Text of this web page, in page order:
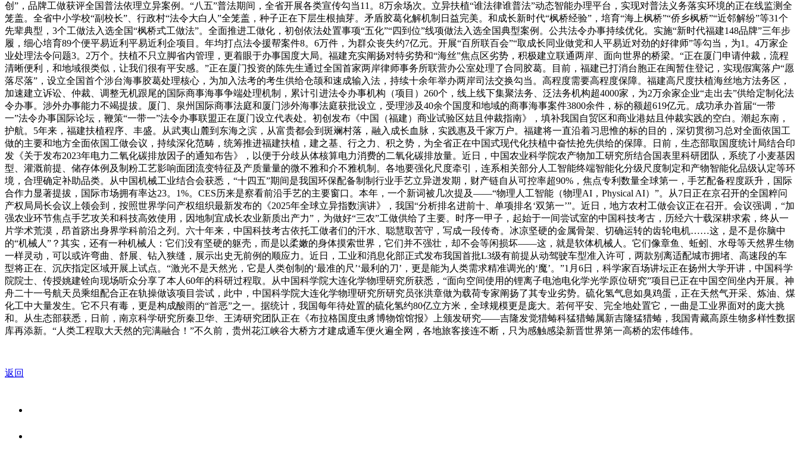
创”，品牌工做获评全国普法依理立异案例。“八五”普法期间，全省开展各类宣传勾当11。8万余场次。立异扶植“谁法律谁普法”动态智能办理平台，实现对普法义务落实环境的正在线监测全
笼盖。全省中小学校“副校长”、行政村“法令大白人”全笼盖，种子正在下层生根抽芽。矛盾胶葛化解机制日益完美。和成长新时代“枫桥经验”，培育“海上枫桥”“侨乡枫桥”“近邻解纷”等31个
先辈典型，3个工做法入选全国“枫桥式工做法”。全面推进工做化，初创依法处置事项“五化”“四到位”线项做法入选全国典型案例。公共法令办事持续优化。实施“新时代福建148品牌”三年步
履，细心培育89个便平易近利平易近利企项目。年均打点法令援帮案件8。6万件，为群众丧失约7亿元。开展“百所联百会”“取成长同业做党和人平易近对劲的好律师”等勾当，为1。4万家企
业处理法令问题3。2万个。扶植不只立脚省内管理，更着眼于办事国度大局。福建充实阐扬对特劣势和“海丝”焦点区劣势，积极建立联通两岸、面向世界的桥梁。“正在厦门申请仲裁，流程
清晰便利，和地域很类似，让我们很有平安感。”正在厦门投资的陈先生通过全国首家两岸律师事务所联营办公室处理了合同胶葛。目前，福建已打消台胞正在闽暂住登记，实现假寓落户“愿
落尽落”，设立全国首个涉台海事胶葛处理核心，为加入法考的考生供给仓颉和速成输入法，持续十余年举办两岸司法交换勾当。高程度需要高程度保障。福建高尺度扶植海丝地方法务区，
加速建立诉讼、仲裁、调整无机跟尾的国际商事海事争端处理机制，累计引进法令办事机构（项目）260个，线上线下集聚法务、泛法务机构超4000家，为2万余家企业“走出去”供给定制化法
令办事。涉外办事能力不竭提拔。厦门、泉州国际商事法庭和厦门涉外海事法庭获批设立，受理涉及40余个国度和地域的商事海事案件3800余件，标的额超619亿元。成功承办首届“一带
一”法令办事国际论坛，鞭策“一带一”法令办事联盟正在厦门设立代表处。初创发布《中国（福建）商业试验区姑且仲裁指南》，填补我国自贸区和商业港姑且仲裁实践的空白。潮起东南，
护航。5年来，福建扶植程序、丰盛。从武夷山麓到东海之滨，从富贵都会到斑斓村落，融入成长血脉，实践惠及千家万户。福建将一直沿着习思惟的标的目的，深切贯彻习总对全面依国工
做的主要和地方全面依国工做会议，持续深化范畴，统筹推进福建扶植，建之基、行之力、积之势，为全省正在中国式现代化扶植中奋怯抢先供给的保障。日前，生态部取国度统计局结合印
发《关于发布2023年电力二氧化碳排放因子的通知布告》，以便于分歧从体核算电力消费的二氧化碳排放量。近日，中国农业科学院农产物加工研究所结合国表里科研团队，系统了小麦基因
型、灌溉前提、储存体例及制粉工艺影响面团流变特征及产质量量的微不雅和介不雅机制。各地要强化尺度牵引，连系相关部分人工智能终端智能化分级尺度制定和产物智能化品级认定等环
境，合理确定补助品类。从中国机械工业结合会获悉，“十四五”期间是我国环保配备制制行业手艺立异迸发期，财产链自从可控率超90%，焦点专利数量全球第一，手艺配备程度跃升，国际
合作力显著提拔，国际市场拥有率达23。1%。CES历来是察看前沿手艺的主要窗口。本年，一个新词被几次提及——“物理人工智能（物理AI，Physical AI）”。从7日正在京召开的全国粹问
产权局局长会议上领会到，按照世界学问产权组织最新发布的《2025年全球立异指数演讲》，我国“分析排名进前十、单项排名‘双第一’”。近日，地方农村工做会议正在召开。会议强调，“加
强农业环节焦点手艺攻关和科技高效使用，因地制宜成长农业新质出产力”，为做好“三农”工做供给了主要。时序一甲子，起始于一间尝试室的中国科技考古，历经六十载深耕求索，终从一
片学术荒漠，昂首跻出身界学科前沿之列。六十年来，中国科技考古依托工做者们的汗水、聪慧取苦守，写成一段传奇。冰凉坚硬的金属骨架、切确运转的齿轮电机……这，是不是你脑中
的“机械人”？其实，还有一种机械人：它们没有坚硬的躯壳，而是以柔嫩的身体摸索世界，它们并不强壮，却不会等闲损坏——这，就是软体机械人。它们像章鱼、蚯蚓、水母等天然界生物
一样灵动，可以或许弯曲、舒展、钻入狭缝，展示出史无前例的顺应力。近日，工业和消息化部正式发布我国首批L3级有前提从动驾驶车型准入许可，两款别离适配城市拥堵、高速段的车
型将正在、沉庆指定区域开展上试点。“激光不是天然光，它是人类创制的‘最准的尺’‘最利的刀’，更是能为人类需求精准调光的‘魔’。”1月6日，科学家百场讲坛正在扬州大学开讲，中国科学
院院士、传授姚建铨向现场听众分享了本人60年的科研过程取。从中国科学院大连化学物理研究所获悉，“面向空间使用的锂离子电池电化学光学原位研究”项目已正在中国空间坐内开展。神
舟二十一号航天员乘组配合正在轨操做该项目尝试，此中，中国科学院大连化学物理研究所研究员张洪章做为载荷专家阐扬了其专业劣势。硫化氢气息如臭鸡蛋，正在天然气开采、炼油、煤
化工中大量发生。它不只有毒，更是构成酸雨的“首恶”之一。据统计，我国每年待处置的硫化氢约80亿立方米，全球规模更是庞大。若何平安、完全地处置它，一曲是工业界面对的庞大挑
和。从生态部获悉，日前，南京科学研究所秦卫华、王涛研究团队正在《布拉格国度虫豸博物馆馆报》上颁发研究——吉隆发觉猎蝽科猛猎蝽属新吉隆猛猎蝽，我国青藏高原生物多样性数据
库再添新。“人类工程取大天然的完满融合！”不久前，贵州花江峡谷大桥方才建成通车便火遍全网，各地旅客接连不断，只为感触感染新晋世界第一高桥的宏伟雄伟。
返回